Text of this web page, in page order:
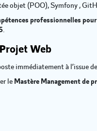
objet (POO), Symfony ,
professionnelles
.
Web
immédiatement à l’issue
le Mastère Management de